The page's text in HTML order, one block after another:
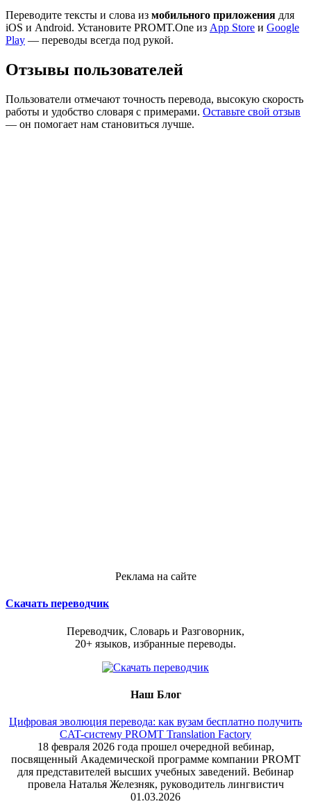
Переводите тексты и слова из мобильного приложения для
iOS и Android. Установите PROMT.One из App Store и Google
Play — переводы всегда под рукой.
Отзывы пользователей
Пользователи отмечают точность перевода, высокую скорость
работы и удобство словаря с примерами. Оставьте свой отзыв
— он помогает нам становиться лучше.
Реклама на сайте
Скачать переводчик
Переводчик, Словарь и Разговорник,
20+ языков, избранные переводы.
Наш Блог
Цифровая эволюция перевода: как вузам бесплатно получить
CAT-систему PROMT Translation Factory
18 февраля 2026 года прошел очередной вебинар,
посвященный Академической программе компании PROMT
для представителей высших учебных заведений. Вебинар
провела Наталья Железняк, руководитель лингвистич
01.03.2026